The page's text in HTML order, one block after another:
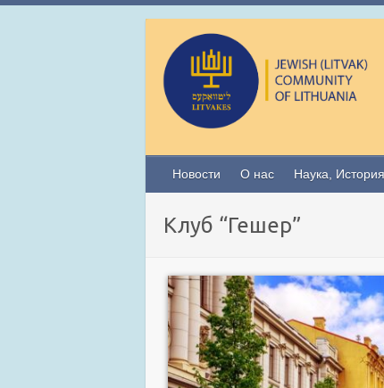
Новости О нас Наука,
Клуб “Гешер”